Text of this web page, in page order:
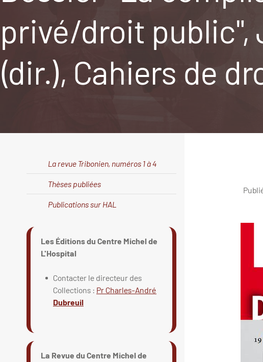
privé/droit public",
(dir.), Cahiers de
La revue Tribonien, numéros 1 à 4
Thèses publiées
Publications sur HAL
Les Éditions du Centre Michel de
L'Hospital
Contacter le directeur des
Collections : Pr Charles-André
Dubreuil
La Revue du Centre Michel de